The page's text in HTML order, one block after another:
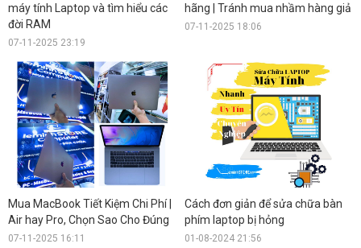
máy tính Laptop và tìm hiểu các
đời RAM
07-11-2025 23:19
hãng | Tránh mua nhầm hàng giả
07-11-2025 18:06
Mua MacBook Tiết Kiệm Chi Phí |
Air hay Pro, Chọn Sao Cho Đúng
07-11-2025 16:11
Cách đơn giản để sửa chữa bàn
phím laptop bị hỏng
01-08-2024 21:56